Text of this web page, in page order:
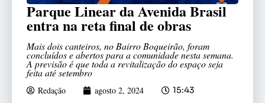
Parque Linear da Avenida Brasil
entra na reta final de obras
Mais dois canteiros, no Bairro Boqueirão, foram
concluídos e abertos para a comunidade nesta semana.
A previsão é que toda a revitalização do espaço seja
feita até setembro
Redação agosto 2, 2024 15:43